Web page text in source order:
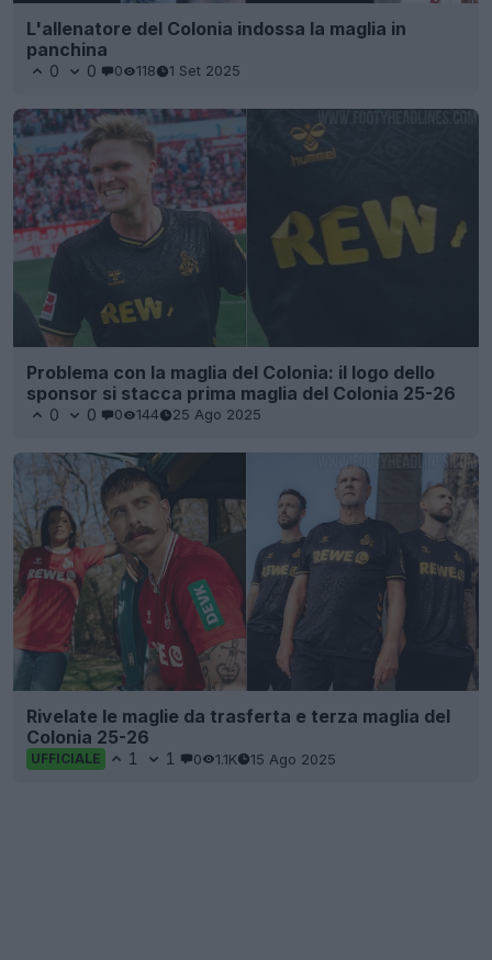
L'allenatore del Colonia indossa la maglia in
panchina
0 0 0 118 1 Set 2025
Problema con la maglia del Colonia: il logo dello
sponsor si stacca prima maglia del Colonia 25-26
0 0 0 144 25 Ago 2025
Rivelate le maglie da trasferta e terza maglia del
Colonia 25-26
UFFICIALE 1 1 0 1.1K 15 Ago 2025